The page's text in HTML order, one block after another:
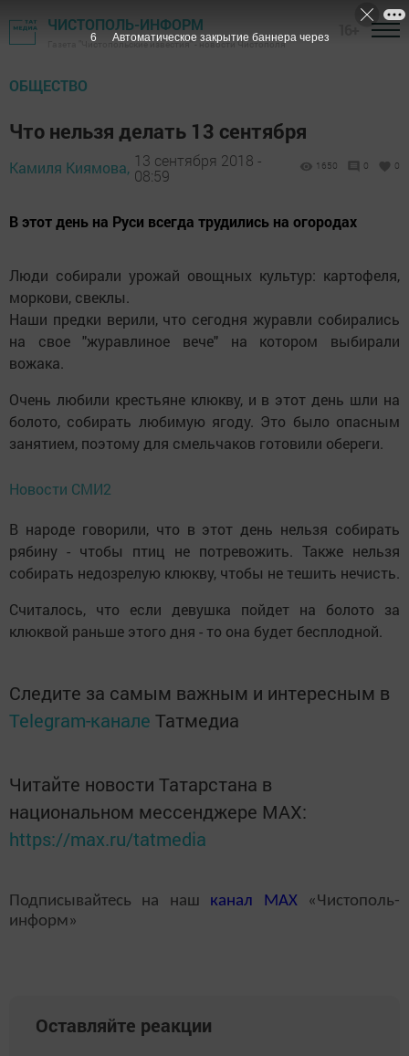
ЧИСТОПОЛЬ-ИНФОРМ
Газета "Чистопольские известия" - новости Чистополя
ОБЩЕСТВО
Что нельзя делать 13 сентября
Камиля Киямова, 13 сентября 2018 -
08:59
1650 0 0
В этот день на Руси всегда трудились на огородах
Люди собирали урожай овощных культур: картофеля,
моркови, свеклы.
Наши предки верили, что сегодня журавли собирались
на свое "журавлиное вече" на котором выбирали
вожака.
Очень любили крестьяне клюкву, и в этот день шли на
болото, собирать любимую ягоду. Это было опасным
занятием, поэтому для смельчаков готовили обереги.
Новости СМИ2
В народе говорили, что в этот день нельзя собирать
рябину - чтобы птиц не потревожить. Также нельзя
собирать недозрелую клюкву, чтобы не тешить нечисть.
Считалось, что если девушка пойдет на болото за
клюквой раньше этого дня - то она будет бесплодной.
Следите за самым важным и интересным в
Telegram-канале Татмедиа
Читайте новости Татарстана в
национальном мессенджере MАХ:
https://max.ru/tatmedia
Подписывайтесь на наш канал MAX«Чистополь-
информ»
Оставляйте реакции
5 Автоматическое закрытие баннера через